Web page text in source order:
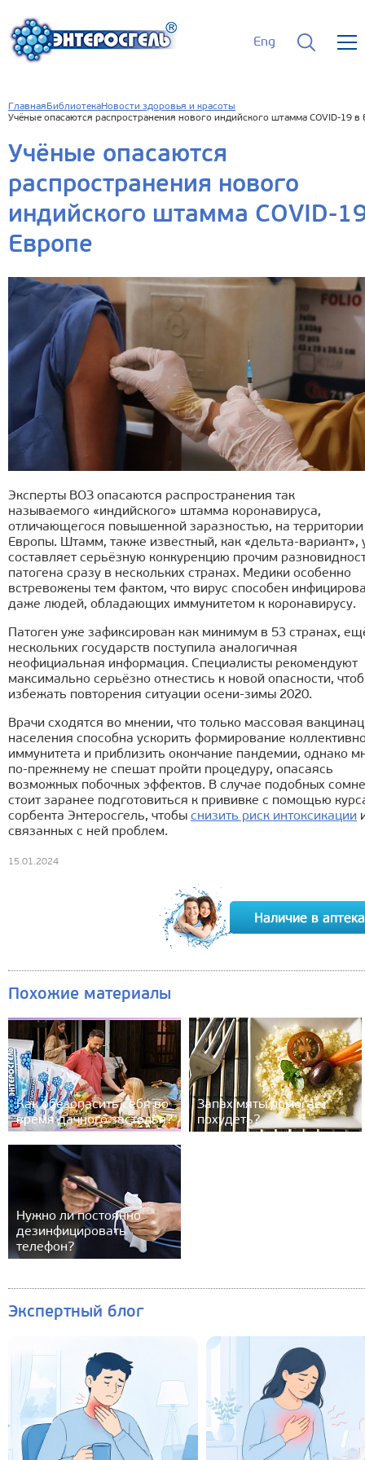
Eng
Главная БиблиотекаНовости здоровья и красоты
Учёные опасаются распространения нового индийского штамма COVID-19 в
Учёные опасаются
распространения нового
индийского штамма COVID-
Европе
Эксперты ВОЗ опасаются распространения так
называемого «индийского» штамма коронавируса,
отличающегося повышенной заразностью, на территории
Европы. Штамм, также известный, как «дельта-вариант»,
составляет серьёзную конкуренцию прочим
патогена сразу в нескольких странах. Медики особенно
встревожены тем фактом, что вирус способен
даже людей, обладающих иммунитетом к коронавирусу.
Патоген уже зафиксирован как минимум в 53 странах,
нескольких государств поступила аналогичная
неофициальная информация. Специалисты рекомендуют
максимально серьёзно отнестись к новой опасности,
избежать повторения ситуации осени-зимы 2020.
Врачи сходятся во мнении, что только массовая
населения способна ускорить формирование
иммунитета и приблизить окончание пандемии, однако
по-прежнему не спешат пройти процедуру, опасаясь
возможных побочных эффектов. В случае подобных
стоит заранее подготовиться к прививке с помощью
сорбента Энтеросгель, чтобы снизить риск интоксикации
связанных с ней проблем.
15.01.2024
Похожие материалы
Как обезопасить себя во
время дачного застолья?
Запах мяты помогает
похудеть?
Нужно ли постоянно
дезинфицировать
телефон?
Экспертный блог